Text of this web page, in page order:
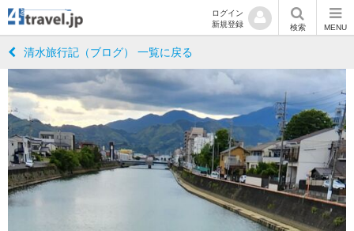
ログイン
新規登録
検索 MENU
清水旅行記（ブログ） 一覧に戻る